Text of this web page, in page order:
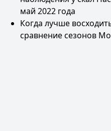
май 2022 года
Когда лучше
сравнение сезонов